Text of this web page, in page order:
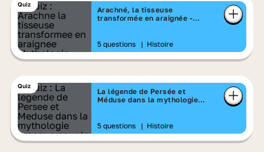
Quiz
Arachné, la tisseuse
transformée en araignée -
5 questions
| Histoire
Quiz
La légende de Persée et
Méduse dans la mythologie
5 questions
| Histoire